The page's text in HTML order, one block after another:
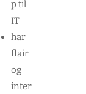
p til
IT
har
flair
og
inter